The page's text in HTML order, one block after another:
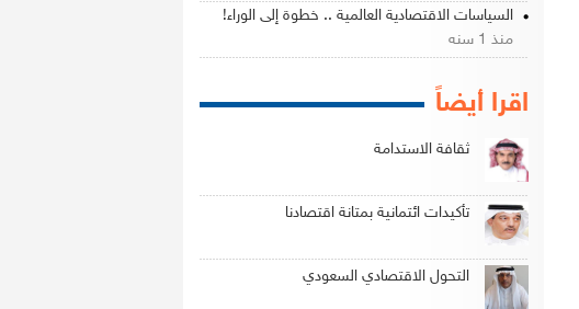
السياسات الاقتصادية العالمية .. خطوة إلى الوراء!
منذ 1 سنه
اقرا أيضاً
ثقافة الاستدامة
تأكيدات ائتمانية بمتانة اقتصادنا
التحول الاقتصادي السعودي